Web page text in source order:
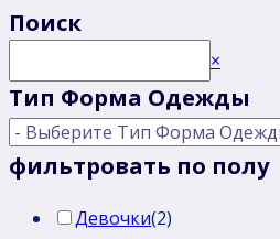
Поиск
×
Тип Форма Одежды
фильтровать по полу
Девочки(2)